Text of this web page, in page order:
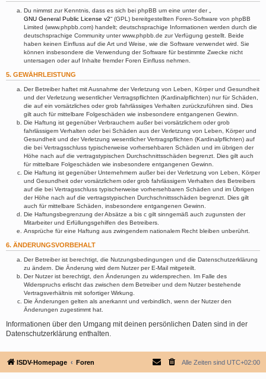
Du nimmst zur Kenntnis, dass es sich bei phpBB um eine unter der „
GNU General Public License v2“ (GPL) bereitgestellten Foren-Software von phpBB
Limited (www.phpbb.com) handelt; deutschsprachige Informationen werden durch die
deutschsprachige Community unter www.phpbb.de zur Verfügung gestellt. Beide
haben keinen Einfluss auf die Art und Weise, wie die Software verwendet wird. Sie
können insbesondere die Verwendung der Software für bestimmte Zwecke nicht
untersagen oder auf Inhalte fremder Foren Einfluss nehmen.
5. GEWÄHRLEISTUNG
Der Betreiber haftet mit Ausnahme der Verletzung von Leben, Körper und Gesundheit
und der Verletzung wesentlicher Vertragspflichten (Kardinalpflichten) nur für Schäden,
die auf ein vorsätzliches oder grob fahrlässiges Verhalten zurückzuführen sind. Dies
gilt auch für mittelbare Folgeschäden wie insbesondere entgangenen Gewinn.
Die Haftung ist gegenüber Verbrauchern außer bei vorsätzlichem oder grob
fahrlässigem Verhalten oder bei Schäden aus der Verletzung von Leben, Körper und
Gesundheit und der Verletzung wesentlicher Vertragspflichten (Kardinalpflichten) auf
die bei Vertragsschluss typischerweise vorhersehbaren Schäden und im übrigen der
Höhe nach auf die vertragstypischen Durchschnittsschäden begrenzt. Dies gilt auch
für mittelbare Folgeschäden wie insbesondere entgangenen Gewinn.
Die Haftung ist gegenüber Unternehmern außer bei der Verletzung von Leben, Körper
und Gesundheit oder vorsätzlichem oder grob fahrlässigem Verhalten des Betreibers
auf die bei Vertragsschluss typischerweise vorhersehbaren Schäden und im Übrigen
der Höhe nach auf die vertragstypischen Durchschnittsschäden begrenzt. Dies gilt
auch für mittelbare Schäden, insbesondere entgangenen Gewinn.
Die Haftungsbegrenzung der Absätze a bis c gilt sinngemäß auch zugunsten der
Mitarbeiter und Erfüllungsgehilfen des Betreibers.
Ansprüche für eine Haftung aus zwingendem nationalem Recht bleiben unberührt.
6. ÄNDERUNGSVORBEHALT
Der Betreiber ist berechtigt, die Nutzungsbedingungen und die Datenschutzerklärung
zu ändern. Die Änderung wird dem Nutzer per E-Mail mitgeteilt.
Der Nutzer ist berechtigt, den Änderungen zu widersprechen. Im Falle des
Widerspruchs erlischt das zwischen dem Betreiber und dem Nutzer bestehende
Vertragsverhältnis mit sofortiger Wirkung.
Die Änderungen gelten als anerkannt und verbindlich, wenn der Nutzer den
Änderungen zugestimmt hat.
Informationen über den Umgang mit deinen persönlichen Daten sind in der
Datenschutzerklärung enthalten.
ISDV-Homepage Foren Alle Zeiten sind UTC+02:00